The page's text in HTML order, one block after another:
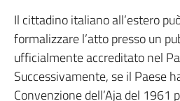
Il cittadino italiano all’estero
formalizzare l’atto presso un
ufficialmente accreditato nel
Successivamente, se il Paese
Convenzione dell’Aja del 1961